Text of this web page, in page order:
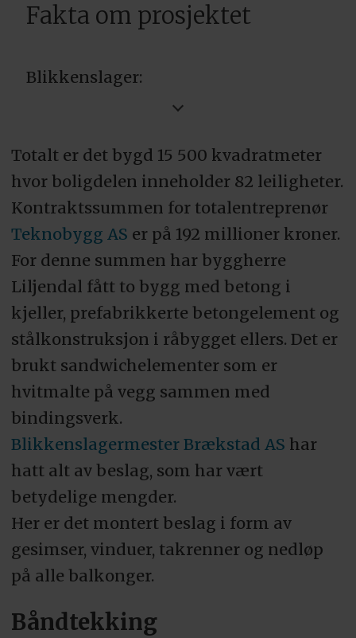
Fakta om prosjektet
Blikkenslager:
Blikkenslagermester Brækstad AS
Ventilasjon:
Aircomfort Trøndelag AS
Byggherre:
Liljendal AS
Totalentreprenør:
Teknobygg AS
Arkitekt:
Per Knudsen arkitektkontor AS
Totalt er det bygd 15 500 kvadratmeter
hvor boligdelen inneholder 82 leiligheter.
Kontraktssummen for totalentreprenør
Teknobygg AS er på 192 millioner kroner.
For denne summen har byggherre
Liljendal fått to bygg med betong i
kjeller, prefabrikkerte betongelement og
stålkonstruksjon i råbygget ellers. Det er
brukt sandwichelementer som er
hvitmalte på vegg sammen med
bindingsverk.
Blikkenslagermester Brækstad AS har
hatt alt av beslag, som har vært
betydelige mengder.
Her er det montert beslag i form av
gesimser, vinduer, takrenner og nedløp
på alle balkonger.
Båndtekking